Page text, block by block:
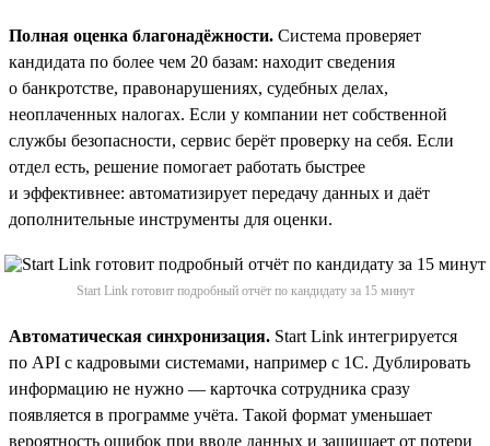
Полная оценка благонадёжности. Система проверяет
кандидата по более чем 20 базам: находит сведения
о банкротстве, правонарушениях, судебных делах,
неоплаченных налогах. Если у компании нет собственной
службы безопасности, сервис берёт проверку на себя. Если
отдел есть, решение помогает работать быстрее
и эффективнее: автоматизирует передачу данных и даёт
дополнительные инструменты для оценки.
Start Link готовит подробный отчёт по кандидату за 15 минут
Автоматическая синхронизация. Start Link интегрируется
по API с кадровыми системами, например с 1С. Дублировать
информацию не нужно — карточка сотрудника сразу
появляется в программе учёта. Такой формат уменьшает
вероятность ошибок при вводе данных и защищает от потери